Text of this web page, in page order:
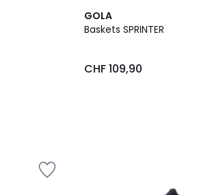
GOLA
Baskets SPRINTER
CHF 109,90
2
Couleurs